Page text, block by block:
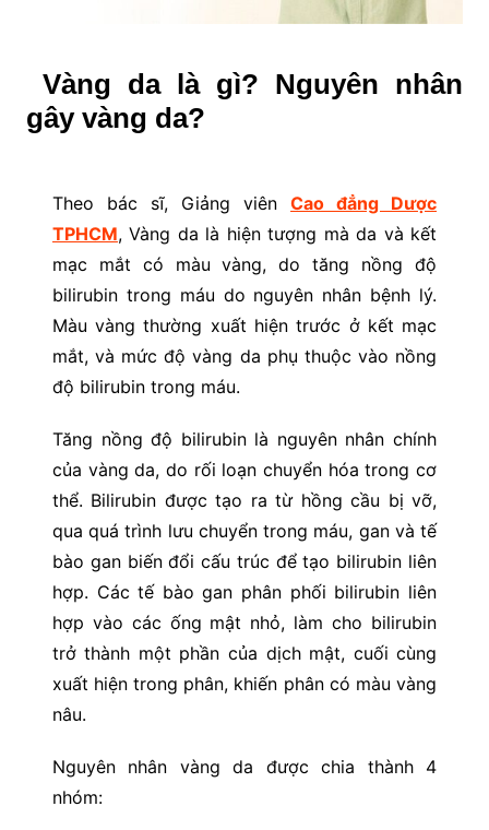
Vàng da là gì? Nguyên nhân
gây vàng da?
Theo bác sĩ, Giảng viênCao đẳng Dược
TPHCM, Vàng da là hiện tượng mà da và kết
mạc mắt có màu vàng, do tăng nồng độ
bilirubin trong máu do nguyên nhân bệnh lý.
Màu vàng thường xuất hiện trước ở kết mạc
mắt, và mức độ vàng da phụ thuộc vào nồng
độ bilirubin trong máu.
Tăng nồng độ bilirubin là nguyên nhân chính
của vàng da, do rối loạn chuyển hóa trong cơ
thể. Bilirubin được tạo ra từ hồng cầu bị vỡ,
qua quá trình lưu chuyển trong máu, gan và tế
bào gan biến đổi cấu trúc để tạo bilirubin liên
hợp. Các tế bào gan phân phối bilirubin liên
hợp vào các ống mật nhỏ, làm cho bilirubin
trở thành một phần của dịch mật, cuối cùng
xuất hiện trong phân, khiến phân có màu vàng
nâu.
Nguyên nhân vàng da được chia thành 4
nhóm: